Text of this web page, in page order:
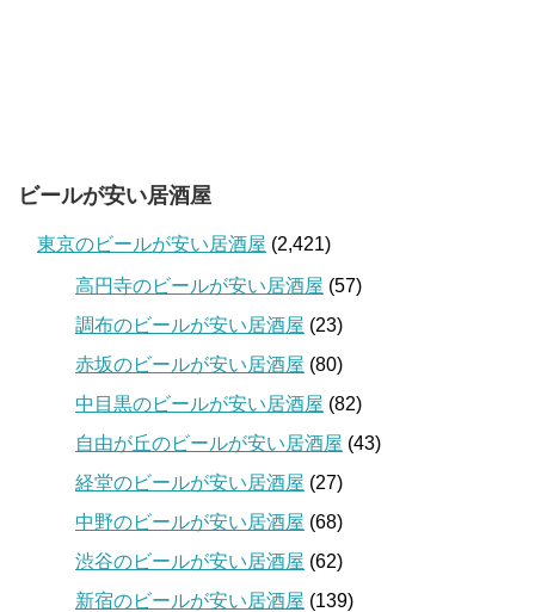
ビールが安い居酒屋
東京のビールが安い居酒屋 (2,421)
高円寺のビールが安い居酒屋 (57)
調布のビールが安い居酒屋 (23)
赤坂のビールが安い居酒屋 (80)
中目黒のビールが安い居酒屋 (82)
自由が丘のビールが安い居酒屋 (43)
経堂のビールが安い居酒屋 (27)
中野のビールが安い居酒屋 (68)
渋谷のビールが安い居酒屋 (62)
新宿のビールが安い居酒屋 (139)